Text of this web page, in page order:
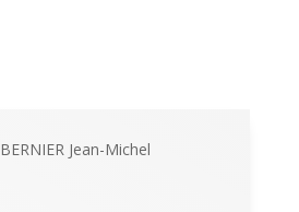
BERNIER Jean-Michel